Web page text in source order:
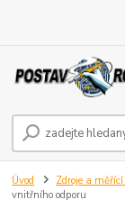
Úvod Zdroje a
vnitřního odporu